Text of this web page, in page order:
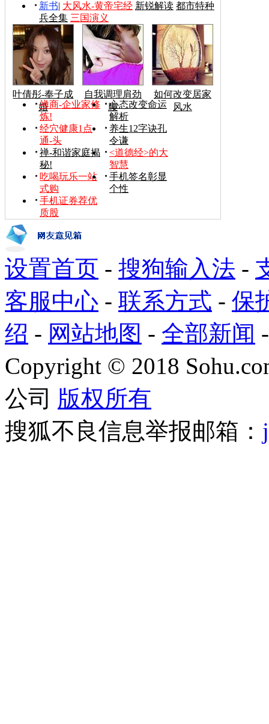
新书| 大风水-黄帝宅经 新锐解读 都市特种
兵全集 三国演义
叶倩彤-奉子成
婚
自我调理肩劲
腰
如何改变居家
风水
禅商-企业家修
炼!
心态改变命运
解析
经穴健康1点
通-头
养生12字诀孔
令谦
禅-和谐家庭揭
秘!
<道德经>的大
智慧
吃喝玩乐一站
式购
手机签名彰显
个性
手机证券荐优
质股
设置首页 - 搜狗输入法 -
客服中心 - 联系方式 - 保
绍 - 网站地图 - 全部新闻
Copyright © 2018
公司 版权所有
搜狐不良信息举报邮箱：